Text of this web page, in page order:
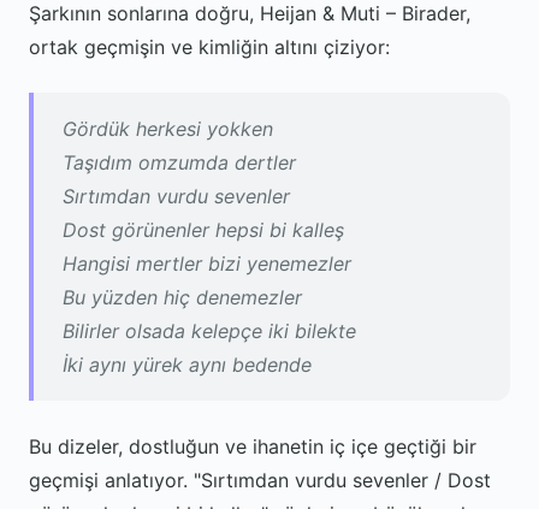
Şarkının sonlarına doğru, Heijan & Muti – Birader,
ortak geçmişin ve kimliğin altını çiziyor:
Gördük herkesi yokken
Taşıdım omzumda dertler
Sırtımdan vurdu sevenler
Dost görünenler hepsi bi kalleş
Hangisi mertler bizi yenemezler
Bu yüzden hiç denemezler
Bilirler olsada kelepçe iki bilekte
İki aynı yürek aynı bedende
Bu dizeler, dostluğun ve ihanetin iç içe geçtiği bir
geçmişi anlatıyor. "Sırtımdan vurdu sevenler / Dost